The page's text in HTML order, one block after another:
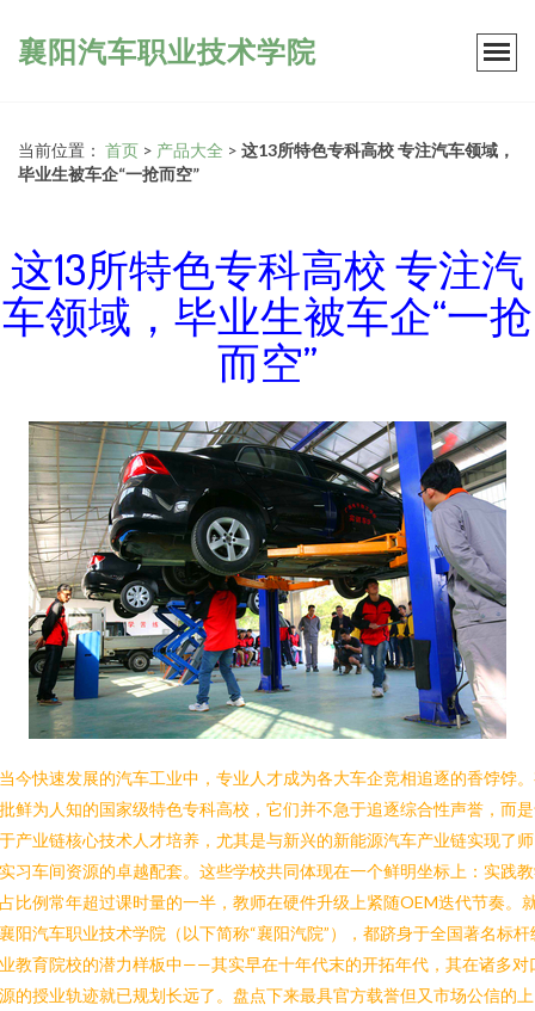
襄阳汽车职业技术学院
当前位置： 首页 > 产品大全 > 这13所特色专科高校 专注汽车领域，
毕业生被车企“一抢而空”
这13所特色专科高校 专注汽
车领域，毕业生被车企“一抢
而空”
今快速发展的汽车工业中，专业人才成为各大车企竞相追逐的香饽饽
鲜为人知的国家级特色专科高校，它们并不急于追逐综合性声誉，而
产业链核心技术人才培养，尤其是与新兴的新能源汽车产业链实现了
习车间资源的卓越配套。这些学校共同体现在一个鲜明坐标上：实践
比例常年超过课时量的一半，教师在硬件升级上紧随OEM迭代节奏。
阳汽车职业技术学院（以下简称“襄阳汽院”），都跻身于全国著名标杆
教育院校的潜力样板中——其实早在十年代末的开拓年代，其在诸多对
的授业轨迹就已规划长远了。盘点下来最具官方载誉但又市场公信的上